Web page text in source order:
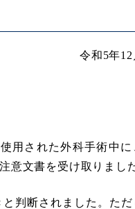
令和5年12
用された外科手術中に
意文書を受け取りまし
判断されました。ただ